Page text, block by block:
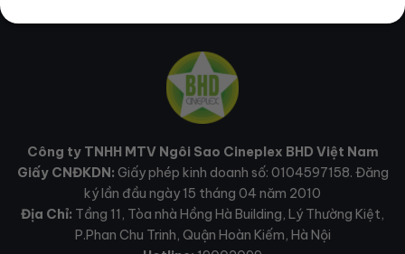
Công ty TNHH MTV Ngôi Sao Cineplex BHD Việt Nam
Giấy CNĐKDN: Giấy phép kinh doanh số: 0104597158. Đăng
ký lần đầu ngày 15 tháng 04 năm 2010
Địa Chỉ: Tầng 11, Tòa nhà Hồng Hà Building, Lý Thường Kiệt,
P.Phan Chu Trinh, Quận Hoàn Kiếm, Hà Nội